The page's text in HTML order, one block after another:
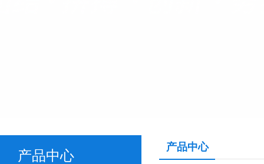
产品中心
产品中心